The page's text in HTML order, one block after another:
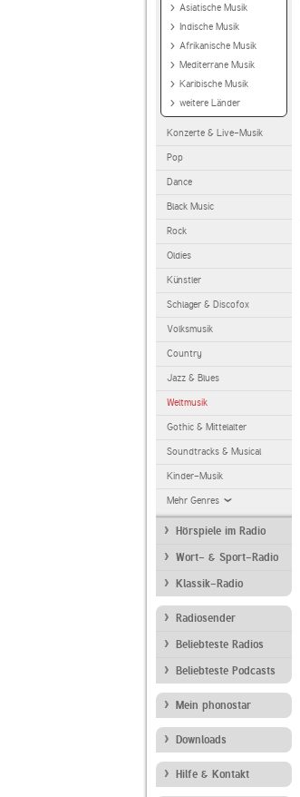
Asiatische Musik
Indische Musik
Afrikanische Musik
Mediterrane Musik
Karibische Musik
weitere Länder
Konzerte & Live-Musik
Pop
Dance
Black Music
Rock
Oldies
Künstler
Schlager & Discofox
Volksmusik
Country
Jazz & Blues
Weltmusik
Gothic & Mittelalter
Soundtracks & Musical
Kinder-Musik
Mehr Genres
Hörspiele im Radio
Wort- & Sport-Radio
Klassik-Radio
Radiosender
Beliebteste Radios
Beliebteste Podcasts
Mein phonostar
Downloads
Hilfe & Kontakt